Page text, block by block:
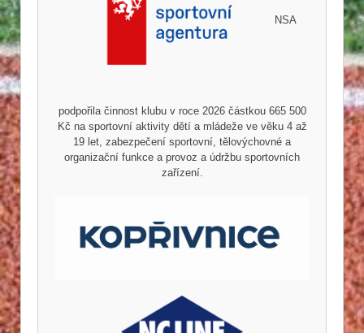
NSA
podpořila činnost klubu v roce 2026 částkou 665 500
Kč na sportovní aktivity dětí a mládeže ve věku 4 až
19 let, zabezpečení sportovní, tělovýchovné a
organizační funkce a provoz a údržbu sportovních
zařízení.